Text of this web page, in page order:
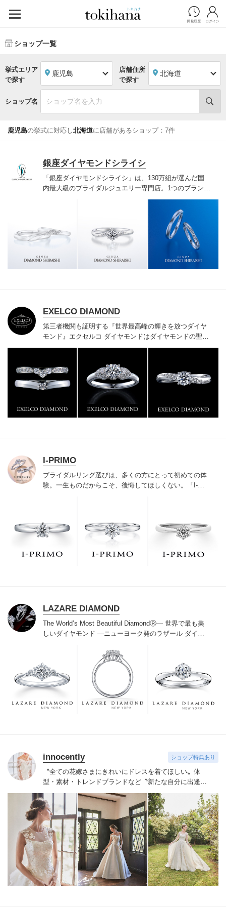
ショップ一覧
挙式エリア
で探す
鹿児島
店舗住所
で探す
北海道
ショップ名
鹿児島の挙式に対応し北海道に店舗があるショップ：7件
銀座ダイヤモンドシライシ
「銀座ダイヤモンドシライシ」は、130万組が選んだ国
内最大級のブライダルジュエリー専門店。1つのブランド
では国内最大級の700種類以上の豊富なデザインを取り
揃え、ふたりの「似合う」と「好き」を同時に叶えた満
足の選択ができる指輪をご提案しています。多くのお客
様にご満足いただけている、一生身に着けるための指輪
のクオリティや購入後のアフターサービスをぜひ一度店
頭でお確かめください。
EXELCO DIAMOND
第三者機関も証明する『世界最高峰の輝きを放つダイヤ
モンド』 エクセルコ ダイヤモンドはダイヤモンドの聖地
ベルギー発祥で200年以上の歴史がある真のカッターズ
門店としてリングのデザインや品質にもこだわっていま
す。おふたりに本物の輝きを一生身に着けていただきた
い想いで「ヴァージン・ダイヤモンド」「ハードプラチ
ナ」「保証内容」にこだわっています。
I-PRIMO
ブライダルリング選びは、多くの方にとって初めての体
験。一生ものだからこそ、後悔してほしくない。「I-
でお待ちしております。リング選びの最初の一歩をご一
緒に。まずは、アイプリモへ。
LAZARE DIAMOND
The World’s Most Beautiful DiamondⓇ― 世界で最も美
しいダイヤモンド ―ニューヨーク発のラザール ダイヤ
られ120年を超えた今もなおダイヤモンドの美しい輝き
にこだわり続けています。私たちの願いは、この生涯変
わらないワン＆オンリーの輝きを幸せの象徴として、い
つも、ずっと、身に着けていただくことです。
innocently ショップ特典あり
〝全ての花嫁さまにきれいにドレスを着てほしい〟 体
型・素材・トレンドブランドなど〝新たな自分に出逢え
る〟幅広いラインナップが揃うinnocently。
素材・デザイ
ンにこだわったオリジナルドレスは3～23号まで展開。
国内外の有名デザイナーズドレスも多数取扱っており、
NYやミラノ・バルセロナからセレクトされたインポート
ドレスは全て日本人花嫁向けにサイズ調整。さらに和装
は1903年創業からの伝統を受け継がれている厳選された
お着物や現代の薫りをちりばめた艶やかなコレクショ
ン。すべての花嫁さまへ後悔しないお衣裳選びをお手伝
いさせて頂きます。